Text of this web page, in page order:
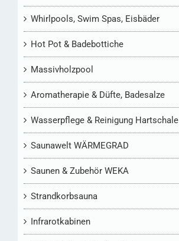
Whirlpools, Swim Spas, Eisbäder
Hot Pot & Badebottiche
Massivholzpool
Aromatherapie & Düfte, Badesalze
Wasserpflege & Reinigung Hartschale
Saunawelt WÄRMEGRAD
Saunen & Zubehör WEKA
Strandkorbsauna
Infrarotkabinen